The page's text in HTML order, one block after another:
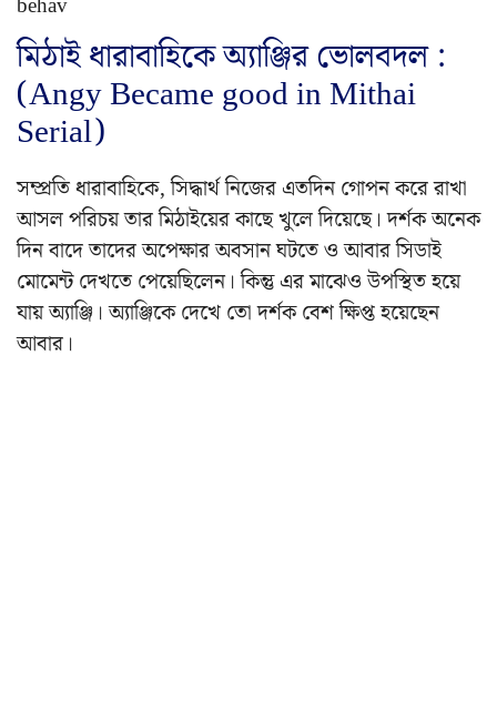
মিঠাই ধারাবাহিকে অ্যাঞ্জির ভোলবদল :
(Angy Became good in Mithai
Serial)
সম্প্রতি ধারাবাহিকে, সিদ্ধার্থ নিজের এতদিন গোপন করে রাখা
আসল পরিচয় তার মিঠাইয়ের কাছে খুলে দিয়েছে। দর্শক অনেক
দিন বাদে তাদের অপেক্ষার অবসান ঘটতে ও আবার সিডাই
মোমেন্ট দেখতে পেয়েছিলেন। কিন্তু এর মাঝেও উপস্থিত হয়ে
যায় অ্যাঞ্জি। অ্যাঞ্জিকে দেখে তো দর্শক বেশ ক্ষিপ্ত হয়েছেন
আবার।